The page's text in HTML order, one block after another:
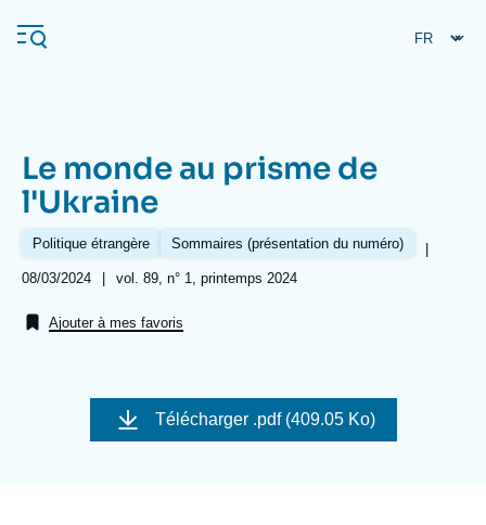
au
contenu
Navigation
principale
L'Ifri
Analyses
Le monde au prisme de
l'Ukraine
Politique étrangère Sommaires (présentation du numéro)
|
Date
publication
08/03/2024 Références
vol. 89, n° 1, printemps 2024
Ajouter à mes favoris
Image
couverture
Télécharger .pdf (409.05 Ko)